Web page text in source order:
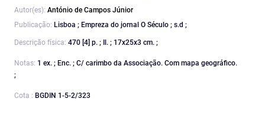
Autor(es): António de Campos Júnior
Publicação: Lisboa ; Empreza do jornal O Século ; s.d ;
Descrição física: 470 [4] p. ; Il. ; 17x25x3 cm. ;
Notas: 1 ex. ; Enc. ; C/ carimbo da Associação. Com mapa geográfico.
;
Cota : BGDIN 1-5-2/323